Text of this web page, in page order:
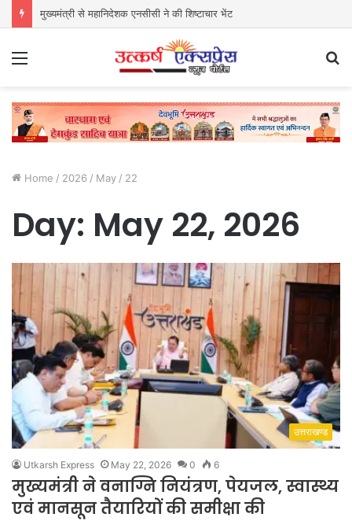
मुख्यमंत्री से महानिदेशक एनसीसी ने की शिष्टाचार भेंट
Home / 2026 / May / 22
Day: May 22, 2026
उत्तराखण्ड
Utkarsh Express May 22, 2026 0 6
मुख्यमंत्री ने वनाग्नि नियंत्रण, पेयजल, स्वास्थ्य
एवं मानसून तैयारियों की समीक्षा की